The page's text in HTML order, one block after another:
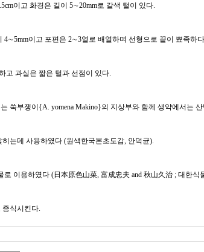
이고 화경은 길이 5∼20mm로 갈색 털이 있다.
4∼5mm이고 포편은 2∼3열로 배열하며 선형으로 끝이 뾰족하
고 과실은 짧은 털과 선점이 있다.
쑥부쟁이{A. yomena Makino}의 지상부와 함께 생약에서는
는데 사용하였다 (원색한국본초도감, 안덕균).
로 이용하였다 (日本原色山菜, 富成忠夫 and 秋山久治 ; 대한식
증식시킨다.